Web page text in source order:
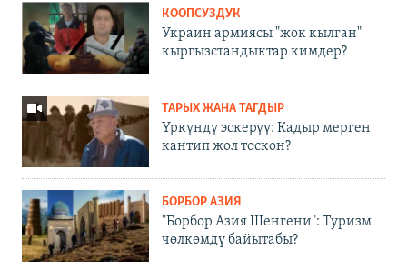
КООПСУЗДУК
Украин армиясы "жок кылган"
кыргызстандыктар кимдер?
ТАРЫХ ЖАНА ТАГДЫР
Үркүндү эскерүү: Кадыр мерген
кантип жол тоскон?
БОРБОР АЗИЯ
"Борбор Азия Шенгени": Туризм
чөлкөмдү байытабы?